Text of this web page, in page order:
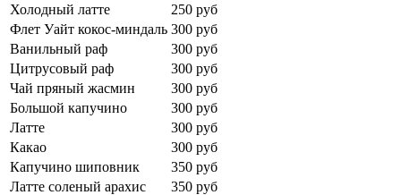
Холодный латте
250 руб
Флет Уайт кокос-миндаль 300 руб
Ванильный раф
300 руб
Цитрусовый раф
300 руб
Чай пряный жасмин
300 руб
Большой капучино
300 руб
Латте
300 руб
Какао
300 руб
Капучино шиповник
350 руб
Латте соленый арахис
350 руб